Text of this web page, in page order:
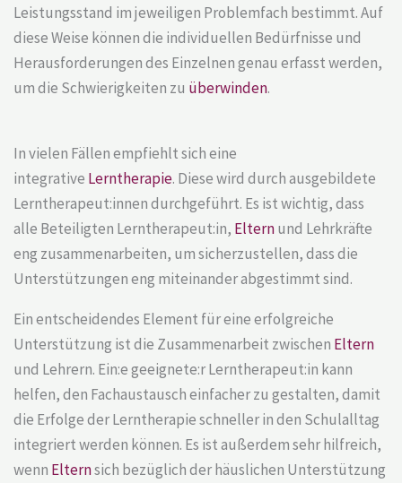
Leistungsstand im jeweiligen Problemfach bestimmt. Auf
diese Weise können die individuellen Bedürfnisse und
Herausforderungen des Einzelnen genau erfasst werden,
um die Schwierigkeiten zu überwinden.
In vielen Fällen empfiehlt sich eine
integrative Lerntherapie. Diese wird durch ausgebildete
Lerntherapeut:innen durchgeführt. Es ist wichtig, dass
alle Beteiligten Lerntherapeut:in, Elternund Lehrkräfte
eng zusammenarbeiten, um sicherzustellen, dass die
Unterstützungen eng miteinander abgestimmt sind.
Ein entscheidendes Element für eine erfolgreiche
Unterstützung ist die Zusammenarbeit zwischen Eltern
und Lehrern. Ein:e geeignete:r Lerntherapeut:in kann
helfen, den Fachaustausch einfacher zu gestalten, damit
die Erfolge der Lerntherapie schneller in den Schulalltag
integriert werden können. Es ist außerdem sehr hilfreich,
wenn Elternsich bezüglich der häuslichen Unterstützung